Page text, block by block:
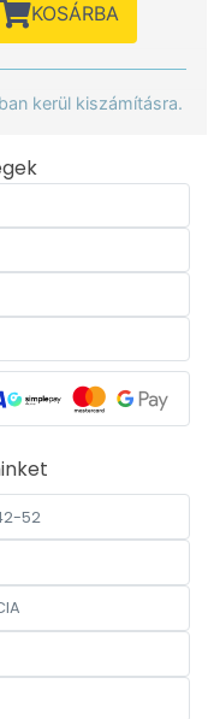
KOSÁRBA
kerül kiszámításra.
52